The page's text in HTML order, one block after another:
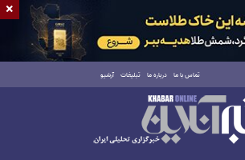
تماس با ما درباره ما تبلیغات آرشیو
۱۹ مرداد ۱۴۰۵
×